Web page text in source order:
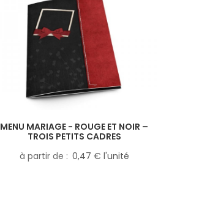
MENU MARIAGE - ROUGE ET NOIR –
TROIS PETITS CADRES
à partir de
0,47 € l'unité